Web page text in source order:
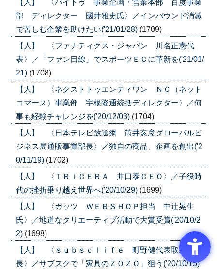
【人】 〈バイドゥ 事業企画・営業本部 百度事業
部 ディレクター 國井雅史氏〉／インバウンド消滅
で苦しむ企業を助けたい('21/01/28) (1709)
【人】 〈ファナティクス・ジャパン 川名正憲代
表〉／「ファン目線」でスポーツＥＣに革新を('21/01/
21) (1708)
【人】 〈ネクストトゥエンティワン ＮＣ（ネット
コマース）事業部 宇根隆通統括ディレクター〉／何
事も経験チャレンジを('20/12/03) (1704)
【人】 〈日本テレビ放送網 筒井亥彦グローバルビ
ジネス局通販事業部長〉／独自の商品、企画を創出('2
0/11/19) (1702)
【人】 〈ＴＲｉＣＥＲＡ 井口泰ＣＥＯ〉／子役時
代の挫折乗り越え世界へ('20/10/29) (1699)
【人】 〈ガッツ ＷＥＢＳＨＯＰ担当 中辻晃生
氏〉／地道なクリエーティブ活動で大賞受賞('20/10/2
2) (1698)
【人】 〈ｓｕｂｓｃｌｉｆｅ 町野健代表取締役社
長〉／サブスクで「家具のＺＯＺＯ」狙う('20/10/15)